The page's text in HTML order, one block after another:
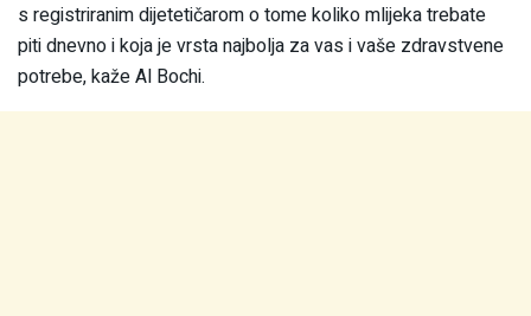
s registriranim dijetetičarom o tome koliko mlijeka trebate
piti dnevno i koja je vrsta najbolja za vas i vaše zdravstvene
potrebe, kaže Al Bochi.